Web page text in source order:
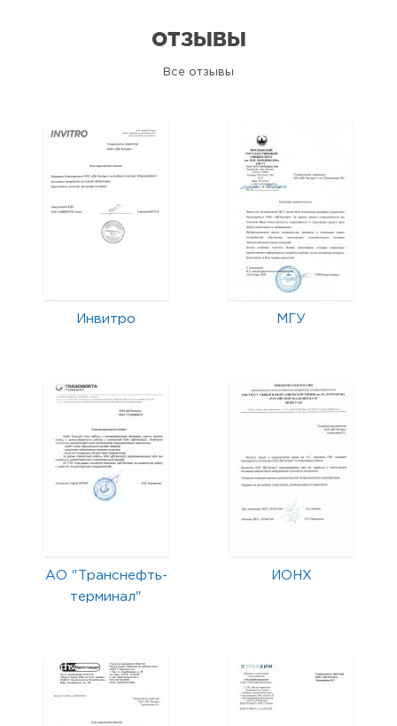
ОТЗЫВЫ
Все отзывы
Инвитро МГУ
АО "Транснефть-
терминал"
ИОНХ